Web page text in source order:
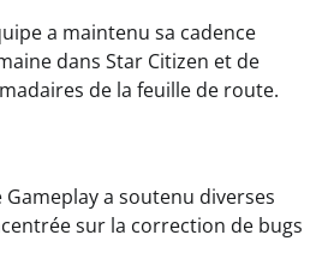
a maintenu sa cadence
dans Star Citizen et de
de la feuille de route.
Gameplay a soutenu diverses
sur la correction de bugs